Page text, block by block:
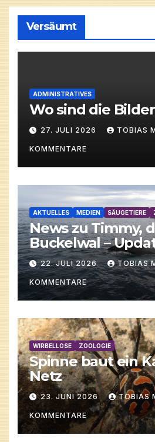
Versäumt
ADMINISTRATIVES
Wo sind die
27. JULI 2026 TOBIAS
KOMMENTARE
AKTUELLES MEDIEN SÄUGETIERE
News zu Timmy,
Buckelwal –
22. JULI 2026 TOBIAS
KOMMENTARE
WIRBELLOSE ZOOLOGIE
Spinne baut ein
Netz
23. JUNI 2026 TOBIAS
KOMMENTARE